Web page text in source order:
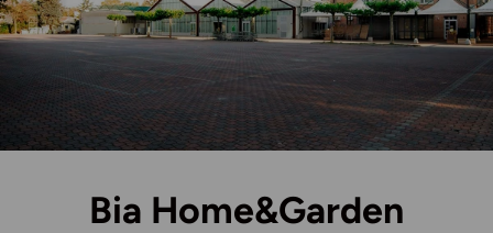
Bia Home&Garden